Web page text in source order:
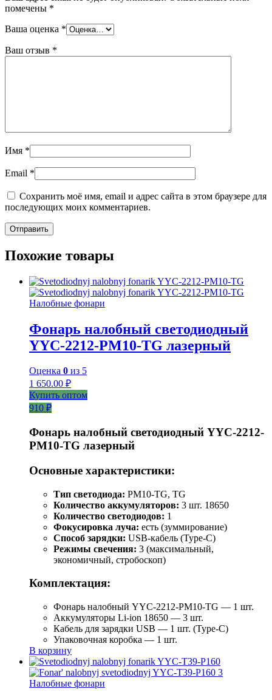
помечены *
Ваша оценка *
Ваш отзыв *
Имя *
Email *
Сохранить моё имя, email и адрес сайта в этом браузере для
последующих моих комментариев.
Похожие товары
Налобные фонари
Фонарь налобный светодиодный
YYC-2212-PM10-TG лазерный
Оценка 0 из 5
1 650.00 ₽
Купить оптом
910 ₽
Фонарь налобный светодиодный YYC-2212-
PM10-TG лазерный
Основные характеристики:
Тип светодиода: PM10-TG, TG
Количество аккумуляторов: 3 шт. 18650
Количество светодиодов: 1
Фокусировка луча: есть (зуммирование)
Способ зарядки: USB-кабель (Type-C)
Режимы свечения: 3 (максимальный,
экономичный, стробоскоп)
Комплектация:
Фонарь налобный YYC-2212-PM10-TG — 1 шт.
Аккумуляторы Li-ion 18650 — 3 шт.
Кабель для зарядки USB — 1 шт. (Type-C)
Упаковочная коробка — 1 шт.
В корзину
Налобные фонари